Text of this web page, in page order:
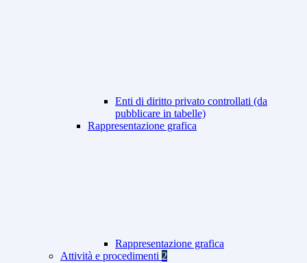
Enti di diritto privato controllati (da
pubblicare in tabelle)
Rappresentazione grafica
Rappresentazione grafica
Attività e procedimenti 2